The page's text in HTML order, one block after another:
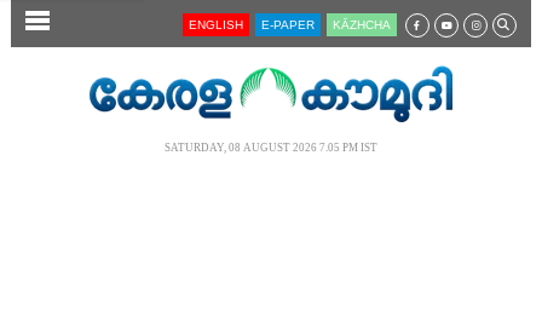
SECTIONS ENGLISH E-PAPER KĀZHCHA
SATURDAY, 08 AUGUST 2026 7.05 PM IST